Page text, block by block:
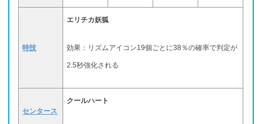
特技
エリチカ妖狐
効果：リズムアイコン19個ごとに38％の確率で判定が
2.5秒強化される
センタース
クールハート